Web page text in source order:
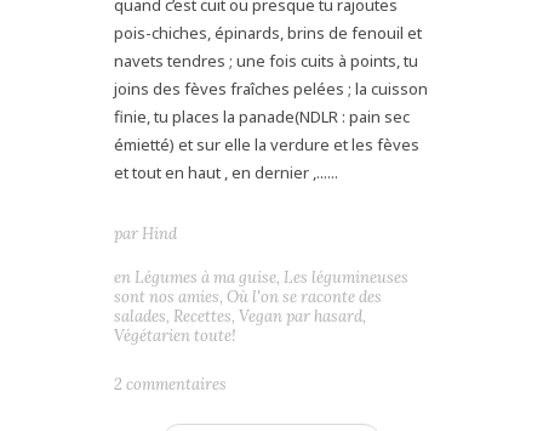
quand c’est cuit ou presque tu rajoutes
pois-chiches, épinards, brins de fenouil et
navets tendres ; une fois cuits à points, tu
joins des fèves fraîches pelées ; la cuisson
finie, tu places la panade(NDLR : pain sec
émietté) et sur elle la verdure et les fèves
et tout en haut , en dernier ,......
par Hind
en Légumes à ma guise, Les légumineuses
sont nos amies, Où l'on se raconte des
salades, Recettes, Vegan par hasard,
Végétarien toute!
2 commentaires